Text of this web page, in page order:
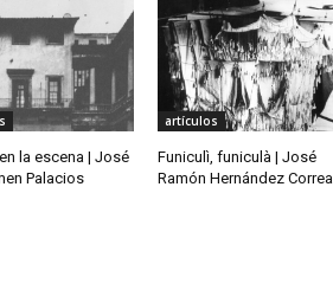
la escena | José
Palacios
artículos
Funiculì, funiculà | José
Ramón Hernández Correa